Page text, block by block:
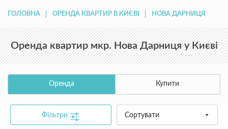
ГОЛОВНА ОРЕНДА КВАРТИР В КИЄВІ НОВА ДАРНИЦЯ
Оренда квартир мкр. Нова Дарниця у Києві
Оренда Купити
Фільтри Сортувати